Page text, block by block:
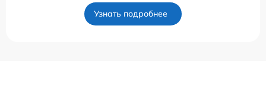
Узнать подробнее